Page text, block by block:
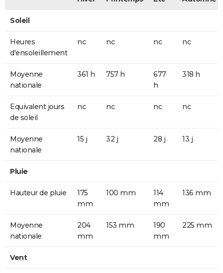
Soleil
Heures
d'ensoleillement
nc nc nc nc
Moyenne
nationale
361 h 757 h
677
h
318 h
Equivalent jours
de soleil
nc nc nc nc
Moyenne
nationale
15 j 32 j 28 j 13 j
Pluie
Hauteur de pluie
175
mm
100 mm
114
mm
136 mm
Moyenne
nationale
204
mm
153 mm
190
mm
225 mm
Vent